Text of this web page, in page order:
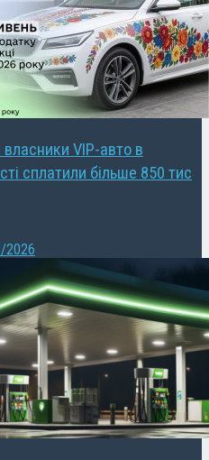
VIP-авто в
сплатили більше 850 тис
2026